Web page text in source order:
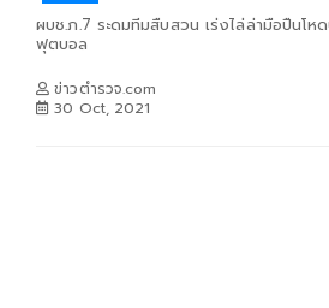
ผบช.ภ.7 ระดมทีมสืบสวน เร่งไล่ล่ามือปืนโ
ฟุตบอล
ข่าวตำรวจ.com
30 Oct, 2021